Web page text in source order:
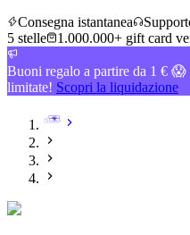
Consegna istantanea
5 stelle
1.000.000+ gift card
Buoni regalo a partire da 1 €
limitate! Scopri la liquidazione